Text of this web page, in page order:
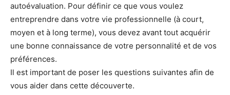
autoévaluation. Pour définir ce que vous voulez
entreprendre dans votre vie professionnelle (à court,
moyen et à long terme), vous devez avant tout acquérir
une bonne connaissance de votre personnalité et de vos
préférences.
Il est important de poser les questions suivantes afin de
vous aider dans cette découverte.